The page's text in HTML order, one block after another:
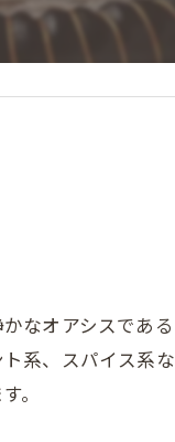
なオアシスであ
系、スパイス系
。